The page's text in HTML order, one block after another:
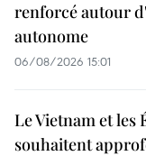
renforcé autour
autonome
06/08/2026 15:01
Le Vietnam et les
souhaitent